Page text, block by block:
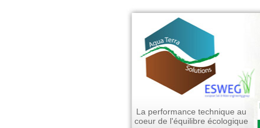
La performance technique au
coeur de l'équilibre écologique